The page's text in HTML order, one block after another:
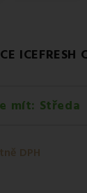
ICEFRESH
mít: Středa
DPH